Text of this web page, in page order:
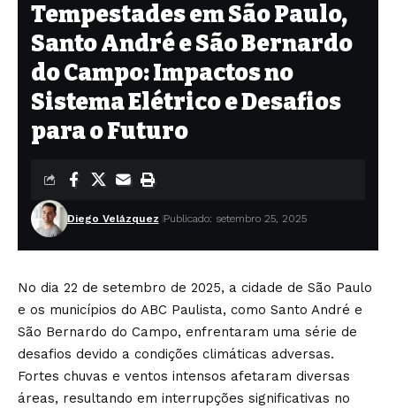
Tempestades em São Paulo,
Santo André e São Bernardo
do Campo: Impactos no
Sistema Elétrico e Desafios
para o Futuro
Diego Velázquez Publicado: setembro 25, 2025
No dia 22 de setembro de 2025, a cidade de São Paulo
e os municípios do ABC Paulista, como Santo André e
São Bernardo do Campo, enfrentaram uma série de
desafios devido a condições climáticas adversas.
Fortes chuvas e ventos intensos afetaram diversas
áreas, resultando em interrupções significativas no